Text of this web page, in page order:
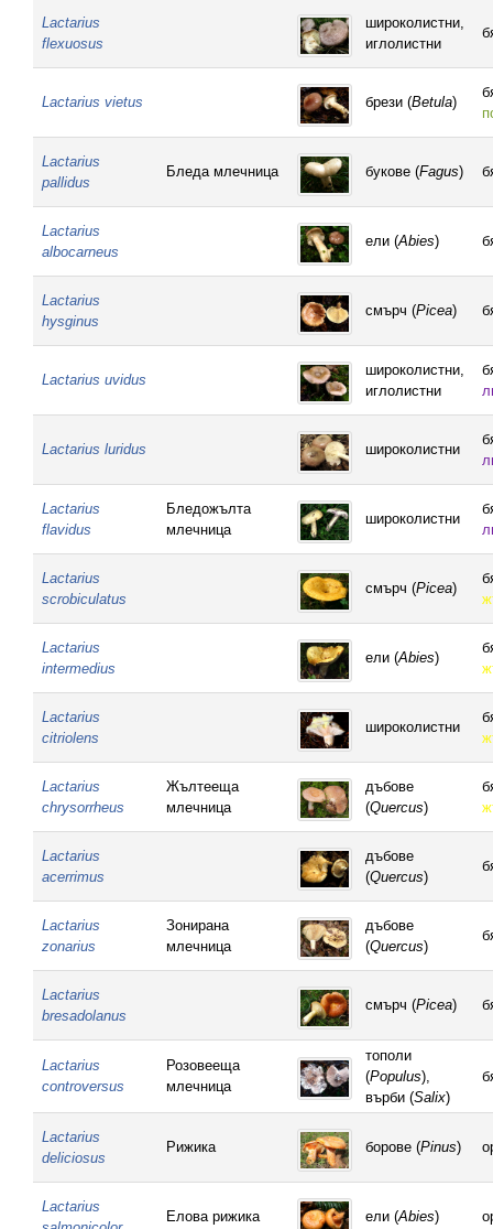
Lactarius
flexuosus
широколистни,
иглолистни
Lactarius vietus брези (Betula)
Lactarius
pallidus
Бледа млечница букове (Fagus)
Lactarius
albocarneus
ели (Abies)
Lactarius
hysginus
смърч (Picea)
Lactarius uvidus
широколистни,
иглолистни
Lactarius luridus широколистни
Lactarius
flavidus
Бледожълта
млечница
широколистни
Lactarius
scrobiculatus
смърч (Picea)
Lactarius
intermedius
ели (Abies)
Lactarius
citriolens
широколистни
Lactarius
chrysorrheus
Жълтееща
млечница
дъбове
(Quercus)
Lactarius
acerrimus
дъбове
(Quercus)
Lactarius
zonarius
Зонирана
млечница
дъбове
(Quercus)
Lactarius
bresadolanus
смърч (Picea)
Lactarius
controversus
Розовееща
млечница
тополи
(Populus),
върби (Salix)
Lactarius
deliciosus
Рижика борове (Pinus)
Lactarius
Елова рижика ели (Abies)